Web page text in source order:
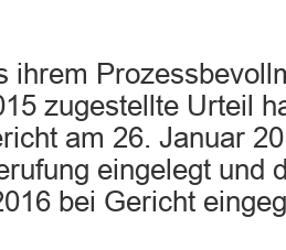
ihrem
zugestellte Urteil
am 26. Januar
eingelegt und
bei Gericht